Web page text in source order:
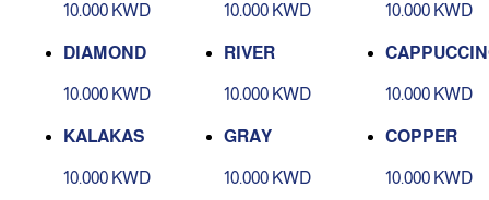
10.000 KWD 10.000 KWD 10.000 KWD
DIAMOND
10.000 KWD
RIVER
10.000 KWD 10.000 KWD
KALAKAS
10.000 KWD
GRAY
10.000 KWD
COPPER
10.000 KWD